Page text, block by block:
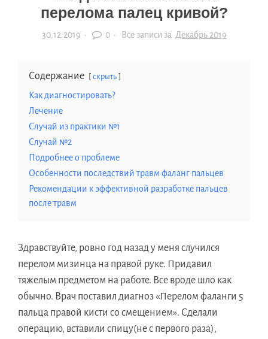
перелома палец кривой?
30.12.2019 · 0 · Все записи за Декабрь 2019
Содержание скрыть
Как диагностировать?
Лечение
Случай из практики №1
Случай №2
Подробнее о проблеме
Особенности последствий травм фаланг пальцев
Рекомендации к эффективной разработке пальцев
после травм
Здравствуйте, ровно год назад у меня случился
перелом мизинца на правой руке. Придавил
тяжелым предметом на работе. Все вроде шло как
обычно. Врач поставил диагноз «Перелом фаланги 5
пальца правой кисти со смещением». Сделали
операцию, вставили спицу(не с первого раза),